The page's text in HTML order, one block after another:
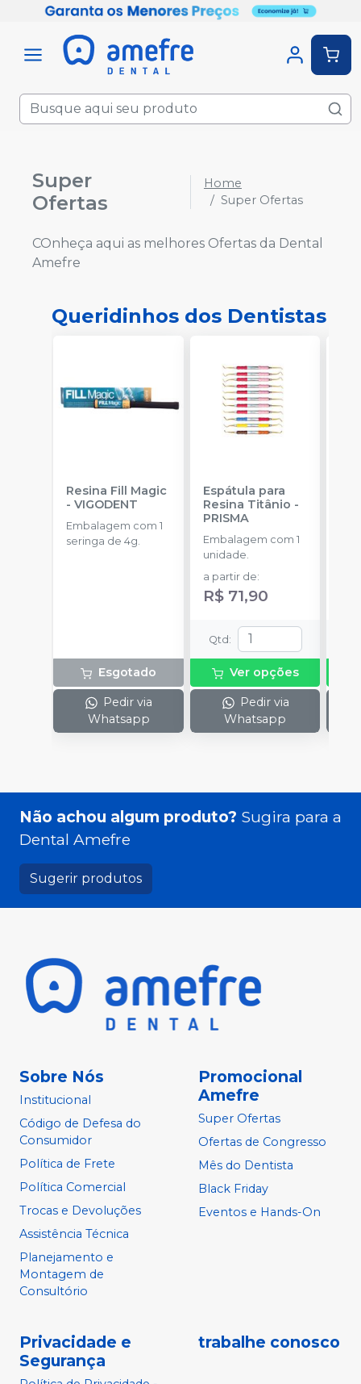
Super
Ofertas
Home
Super Ofertas
COnheça aqui as melhores Ofertas da Dental
Amefre
Queridinhos dos Dentistas
Resina Fill Magic
-VIGODENT
Embalagem com 1
seringa de 4g.
Esgotado
Pedir via
Whatsapp
Espátula para
Resina Titânio -
PRISMA
Embalagem com 1
unidade.
a partir de:
R$ 71,90
Qtd :
Ver opções
Pedir via
Whatsapp
Não achou algum produto? Sugira para a
Dental Amefre
Sugerir produtos
Sobre Nós
Institucional
Código de Defesa do
Consumidor
Política de Frete
Política Comercial
Trocas e Devoluções
Assistência Técnica
Planejamento e
Montagem de
Consultório
Promocional
Amefre
Super Ofertas
Ofertas de Congresso
Mês do Dentista
Black Friday
Eventos e Hands-On
Privacidade e
Segurança
trabalhe conosco